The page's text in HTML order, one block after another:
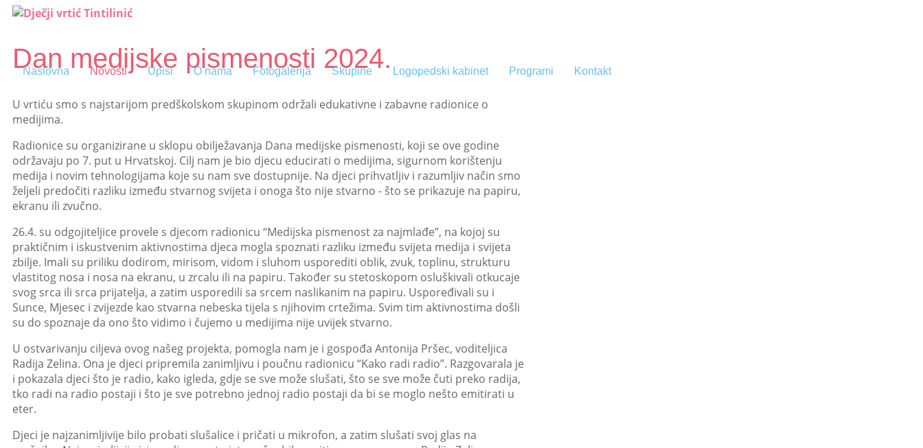
Naslovna Novosti Upisi O nama Fotogalerija Skupine Logopedski kabinet Programi Kontakt
Dan medijske pismenosti 2024.
U vrtiću smo s najstarijom predškolskom skupinom održali edukativne i zabavne radionice o
medijima.
Radionice su organizirane u sklopu obilježavanja Dana medijske pismenosti, koji se ove godine
održavaju po 7. put u Hrvatskoj. Cilj nam je bio djecu educirati o medijima, sigurnom korištenju
medija i novim tehnologijama koje su nam sve dostupnije. Na djeci prihvatljiv i razumljiv način smo
željeli predočiti razliku između stvarnog svijeta i onoga što nije stvarno - što se prikazuje na papiru,
ekranu ili zvučno.
26.4. su odgojiteljice provele s djecom radionicu “Medijska pismenost za najmlađe”, na kojoj su
praktičnim i iskustvenim aktivnostima djeca mogla spoznati razliku između svijeta medija i svijeta
zbilje. Imali su priliku dodirom, mirisom, vidom i sluhom usporediti oblik, zvuk, toplinu, strukturu
vlastitog nosa i nosa na ekranu, u zrcalu ili na papiru. Također su stetoskopom osluškivali otkucaje
svog srca ili srca prijatelja, a zatim usporedili sa srcem naslikanim na papiru. Uspoređivali su i
Sunce, Mjesec i zvijezde kao stvarna nebeska tijela s njihovim crtežima. Svim tim aktivnostima došli
su do spoznaje da ono što vidimo i čujemo u medijima nije uvijek stvarno.
U ostvarivanju ciljeva ovog našeg projekta, pomogla nam je i gospođa Antonija Pršec, voditeljica
Radija Zelina. Ona je djeci pripremila zanimljivu i poučnu radionicu “Kako radi radio”. Razgovarala je
i pokazala djeci što je radio, kako igleda, gdje se sve može slušati, što se sve može čuti preko radija,
tko radi na radio postaji i što je sve potrebno jednoj radio postaji da bi se moglo nešto emitirati u
eter.
Djeci je najzanimljivije bilo probati slušalice i pričati u mikrofon, a zatim slušati svoj glas na